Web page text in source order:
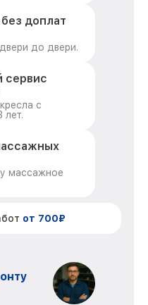
доплат
до двери.
сервис
с
лет.
массажное
от 700₽